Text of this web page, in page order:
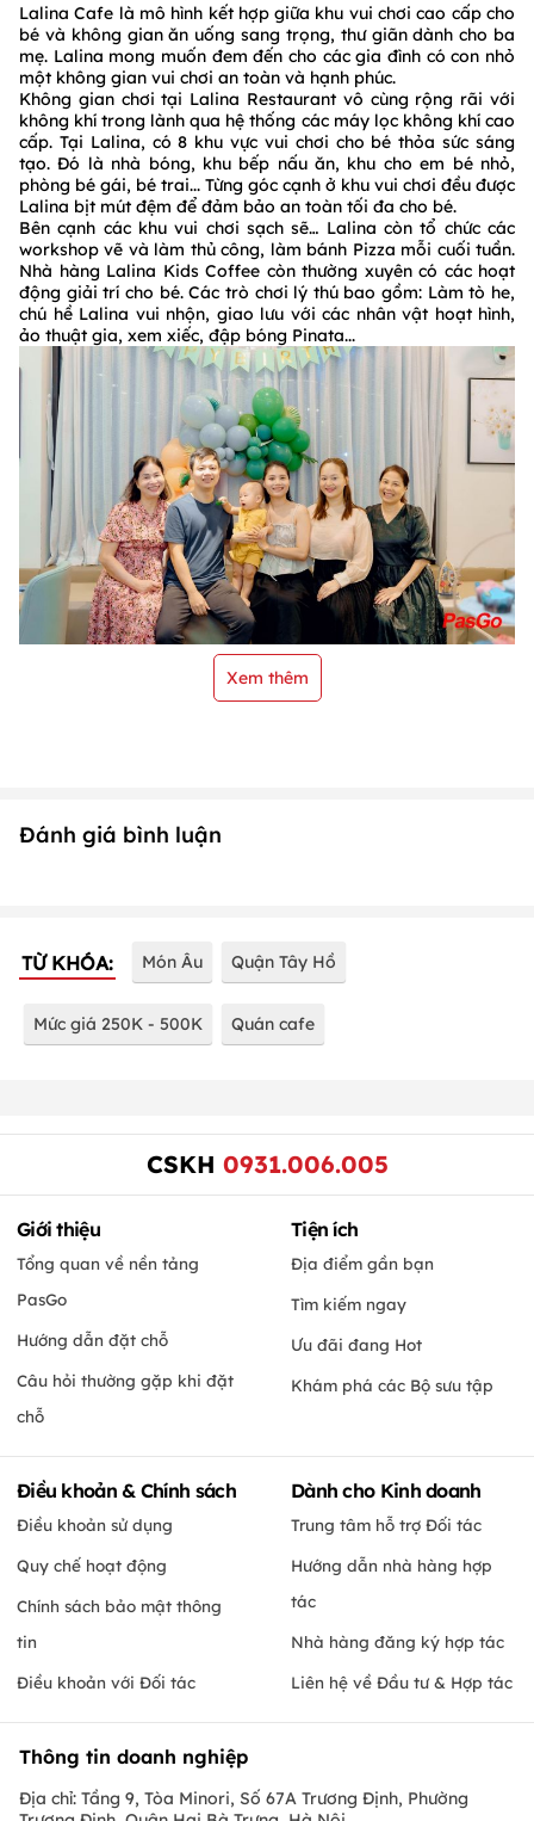
Lalina Cafe là mô hình kết hợp giữa khu vui chơi cao cấp cho
bé và không gian ăn uống sang trọng, thư giãn dành cho ba
mẹ. Lalina mong muốn đem đến cho các gia đình có con nhỏ
một không gian vui chơi an toàn và hạnh phúc.
Không gian chơi tại Lalina Restaurant vô cùng rộng rãi với
không khí trong lành qua hệ thống các máy lọc không khí cao
cấp. Tại Lalina, có 8 khu vực vui chơi cho bé thỏa sức sáng
tạo. Đó là nhà bóng, khu bếp nấu ăn, khu cho em bé nhỏ,
phòng bé gái, bé trai... Từng góc cạnh ở khu vui chơi đều được
Lalina bịt mút đệm để đảm bảo an toàn tối đa cho bé.
Bên cạnh các khu vui chơi sạch sẽ… Lalina còn tổ chức các
workshop vẽ và làm thủ công, làm bánh Pizza mỗi cuối tuần.
Nhà hàng Lalina Kids Coffee còn thường xuyên có các hoạt
động giải trí cho bé. Các trò chơi lý thú bao gồm: Làm tò he,
chú hề Lalina vui nhộn, giao lưu với các nhân vật hoạt hình,
ảo thuật gia, xem xiếc, đập bóng Pinata...
Xem thêm
Đánh giá bình luận
TỪ KHÓA: Món Âu Quận Tây Hồ
Mức giá 250K - 500K Quán cafe
CSKH 0931.006.005
Giới thiệu
Tổng quan về nền tảng
PasGo
Hướng dẫn đặt chỗ
Câu hỏi thường gặp khi đặt
chỗ
Tiện ích
Địa điểm gần bạn
Tìm kiếm ngay
Ưu đãi đang Hot
Khám phá các Bộ sưu tập
Điều khoản & Chính sách
Điều khoản sử dụng
Quy chế hoạt động
Chính sách bảo mật thông
tin
Điều khoản với Đối tác
Dành cho Kinh doanh
Trung tâm hỗ trợ Đối tác
Hướng dẫn nhà hàng hợp
tác
Nhà hàng đăng ký hợp tác
Liên hệ về Đầu tư & Hợp tác
Thông tin doanh nghiệp
Địa chỉ: Tầng 9, Tòa Minori, Số 67A Trương Định, Phường